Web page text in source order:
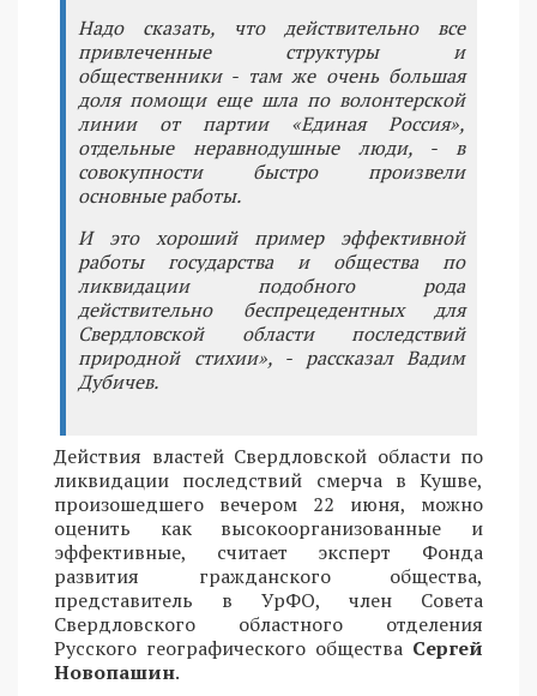
Надо сказать, что действительно все
привлеченные структуры и
общественники - там же очень большая
доля помощи еще шла по волонтерской
линии от партии «Единая Россия»,
отдельные неравнодушные люди, - в
совокупности быстро произвели
основные работы.
И это хороший пример эффективной
работы государства и общества по
ликвидации подобного рода
действительно беспрецедентных для
Свердловской области последствий
природной стихии», - рассказал Вадим
Дубичев.
Действия властей Свердловской области по
ликвидации последствий смерча в Кушве,
произошедшего вечером 22 июня, можно
оценить как высокоорганизованные и
эффективные, считает эксперт Фонда
развития гражданского общества,
представитель в УрФО, член Совета
Свердловского областного отделения
Русского географического общества Сергей
Новопашин.